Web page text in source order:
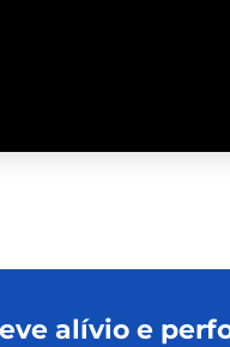
alívio e